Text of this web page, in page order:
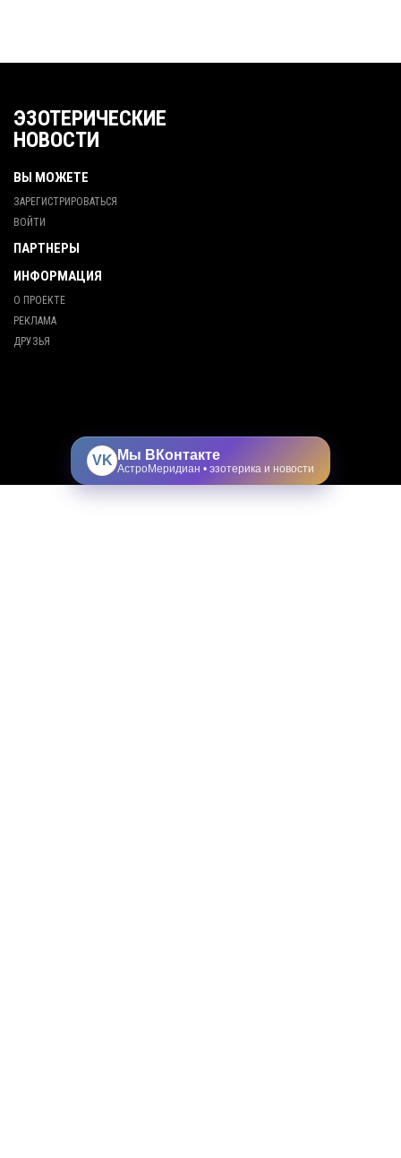
ЭЗОТЕРИЧЕСКИЕ
НОВОСТИ
ВЫ МОЖЕТЕ
ЗАРЕГИСТРИРОВАТЬСЯ
ВОЙТИ
ПАРТНЕРЫ
ИНФОРМАЦИЯ
О ПРОЕКТЕ
РЕКЛАМА
ДРУЗЬЯ
VK Мы ВКонтакте
АстроМеридиан • эзотерика и новости